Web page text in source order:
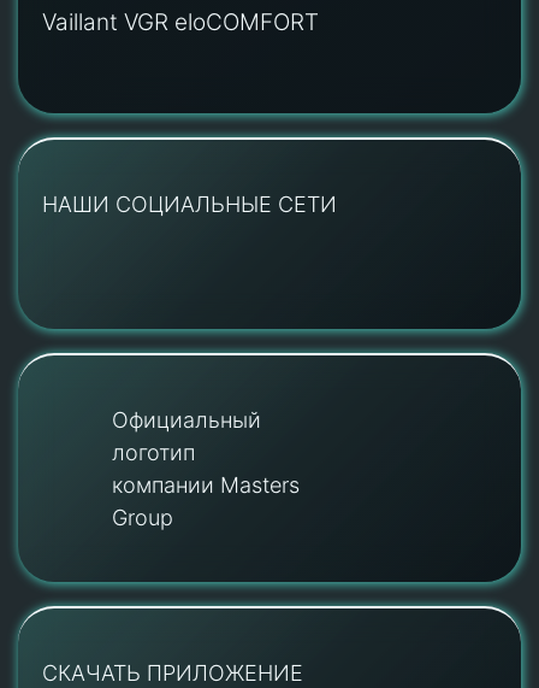
Vaillant VGR eloCOMFORT
НАШИ СОЦИАЛЬНЫЕ СЕТИ
Официальный
логотип
компании Masters
Group
СКАЧАТЬ ПРИЛОЖЕНИЕ